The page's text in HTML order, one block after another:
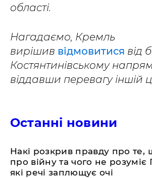
області.
Нагадаємо, Кремль
вирішив відмовитися від
Костянтинівському
віддавши перевагу іншій
Останні новини
Накі розкрив правду про те,
про війну та чого не розуміє
які речі заплющує очі